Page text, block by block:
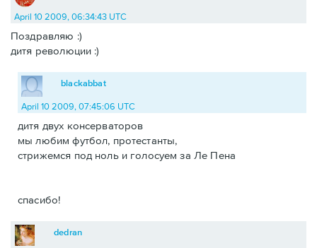
April 10 2009, 06:34:43 UTC
Поздравляю :)
дитя революции :)
blackabbat
April 10 2009, 07:45:06 UTC
дитя двух консерваторов
мы любим футбол, протестанты,
стрижемся под ноль и голосуем за Ле Пена
спасибо!
dedran